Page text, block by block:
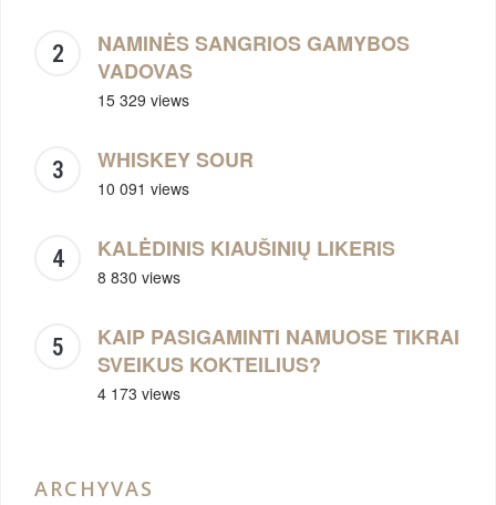
NAMINĖS SANGRIOS GAMYBOS
VADOVAS
15 329 views
WHISKEY SOUR
10 091 views
KALĖDINIS KIAUŠINIŲ LIKERIS
8 830 views
KAIP PASIGAMINTI NAMUOSE TIKRAI
SVEIKUS KOKTEILIUS?
4 173 views
ARCHYVAS